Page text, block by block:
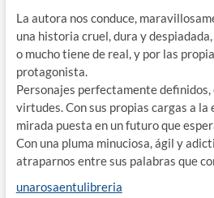
La autora nos conduce,
una historia cruel, dura y
o mucho tiene de real, y por las
protagonista.
Personajes perfectamente definidos,
virtudes. Con sus propias cargas a la
mirada puesta en un futuro que
Con una pluma minuciosa, ágil y
atraparnos entre sus palabras que
unarosaentulibreria